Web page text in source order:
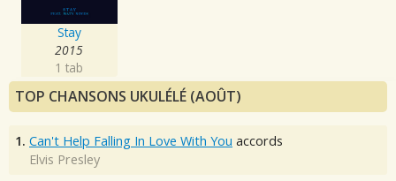
Stay
2015
1 tab
TOP CHANSONS UKULÉLÉ (AOÛT)
1. Can't Help Falling In Love With You accords
Elvis Presley